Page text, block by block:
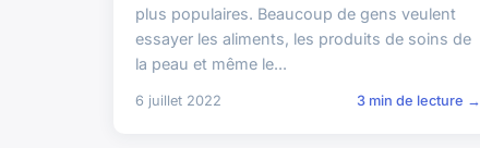
plus populaires. Beaucoup de gens veulent
essayer les aliments, les produits de soins de
la peau et même le...
6 juillet 2022 3 min de lecture →